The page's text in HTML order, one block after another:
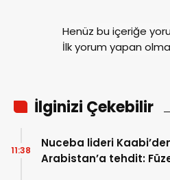
Henüz bu içeriğe
İlk yorum yapan
İlginizi Çekebilir
Nuceba lideri
Arabistan’a tehdit:
11:38